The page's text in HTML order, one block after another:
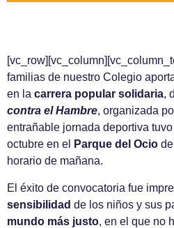
familias de nuestro Colegio
en la carrera popular solidaria,
contra el Hambre, organizada
entrañable jornada deportiva
octubre en el
Parque del Ocio de
horario de mañana.
El éxito de convocatoria fue
sensibilidad de los niños y sus
mundo más justo, en el que no